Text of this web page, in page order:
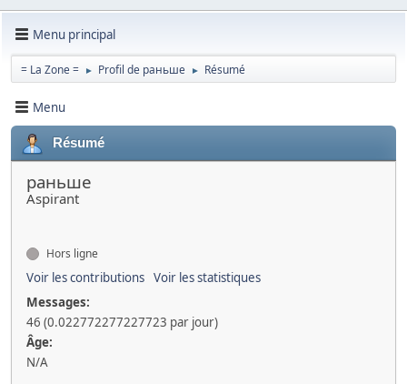
Menu principal
= La Zone = ► Profil de раньше ► Résumé
Menu
Résumé
раньше
Aspirant
Hors ligne
Voir les contributions Voir les statistiques
Messages:
46 (0.022772277227723 par jour)
Âge:
N/A